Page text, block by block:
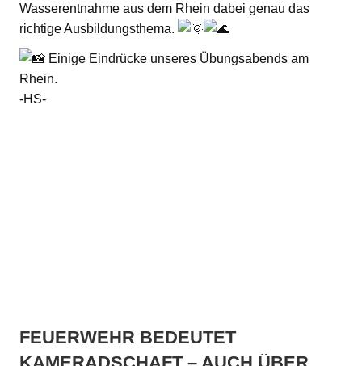
Wasserentnahme aus dem Rhein dabei genau das
richtige Ausbildungsthema.
Einige Eindrücke unseres Übungsabends am
Rhein.
-HS-
FEUERWEHR BEDEUTET